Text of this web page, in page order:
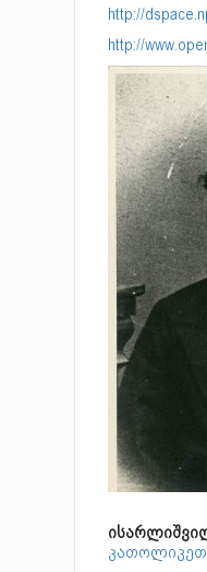
http://
http://